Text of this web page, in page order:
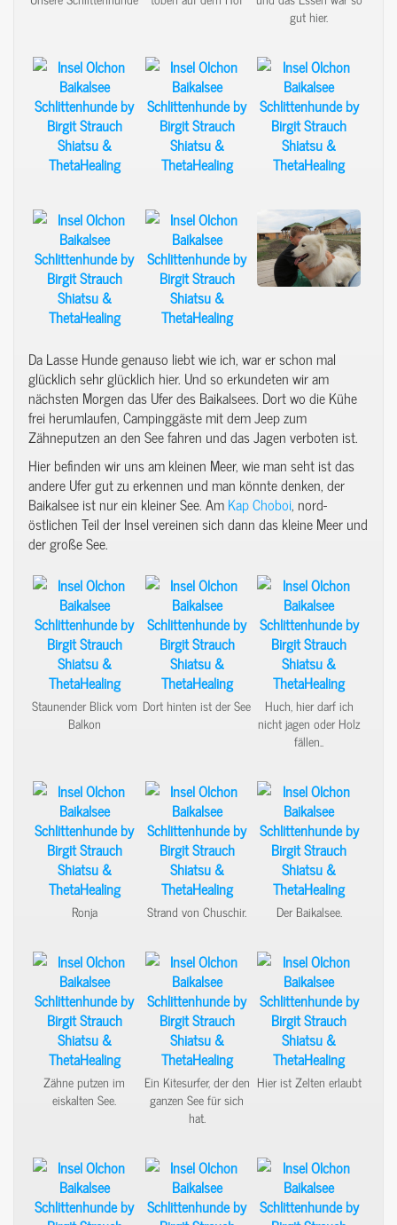
gut hier.
Da Lasse Hunde genauso liebt wie ich, war er schon mal
glücklich sehr glücklich hier. Und so erkundeten wir am
nächsten Morgen das Ufer des Baikalsees. Dort wo die Kühe
frei herumlaufen, Campinggäste mit dem Jeep zum
Zähneputzen an den See fahren und das Jagen verboten ist.
Hier befinden wir uns am kleinen Meer, wie man seht ist das
andere Ufer gut zu erkennen und man könnte denken, der
Baikalsee ist nur ein kleiner See. AmKap Choboi, nord-
östlichen Teil der Insel vereinen sich dann das kleine Meer und
der große See.
Staunender Blick vom
Balkon
Dort hinten ist der See
Huch, hier darf ich
nicht jagen oder Holz
fällen..
Ronja Strand von Chuschir. Der Baikalsee.
Zähne putzen im
eiskalten See.
Ein Kitesurfer, der den
ganzen See für sich
hat.
Hier ist Zelten erlaubt